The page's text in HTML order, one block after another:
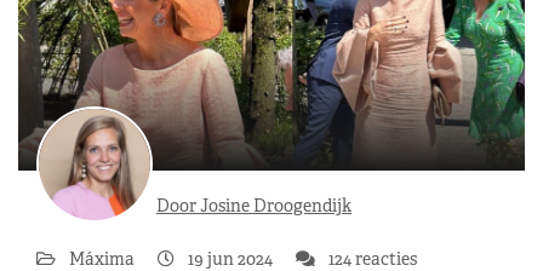
Door Josine Droogendijk
Máxima 19 jun 2024 124 reacties